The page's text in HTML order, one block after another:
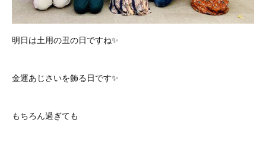
明日は土用の丑の日ですね✨
金運あじさいを飾る日です✨
もちろん過ぎても